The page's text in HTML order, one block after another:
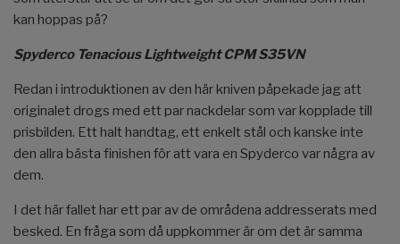
kan hoppas på?
Spyderco Tenacious Lightweight CPM S35VN
Redan i introduktionen av den här kniven påpekade jag att
originalet drogs med ett par nackdelar som var kopplade till
prisbilden. Ett halt handtag, ett enkelt stål och kanske inte
den allra bästa finishen för att vara en Spyderco var några av
dem.
I det här fallet har ett par av de områdena addresserats med
besked. En fråga som då uppkommer är om det är samma